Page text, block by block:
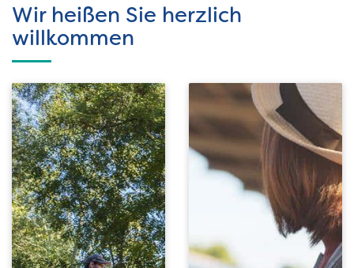
Wir heißen Sie herzlich
willkommen